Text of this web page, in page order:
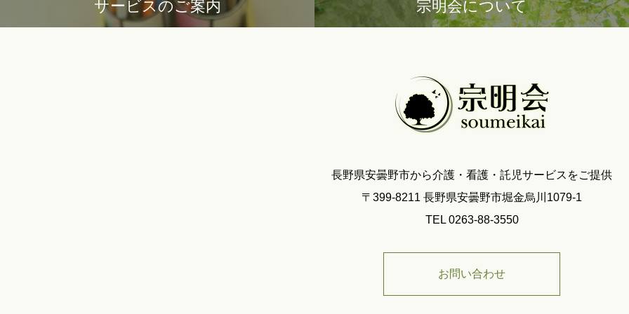
サービスのご案内 宗明会について
長野県安曇野市から介護・看護・託児サービスをご提供
〒399-8211 長野県安曇野市堀金烏川1079-1
TEL 0263-88-3550
お問い合わせ